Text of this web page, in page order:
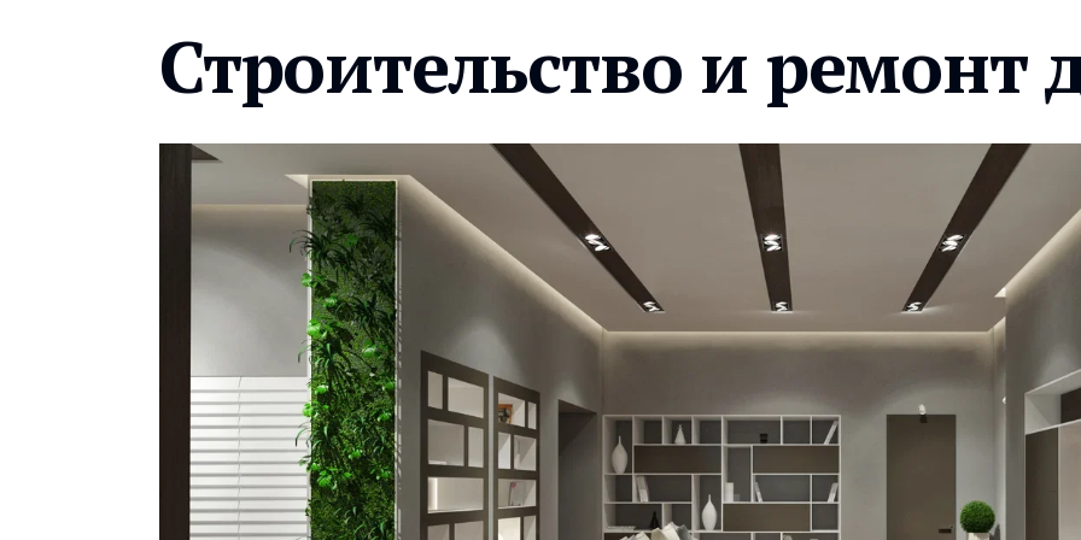
Строительство и ремонт